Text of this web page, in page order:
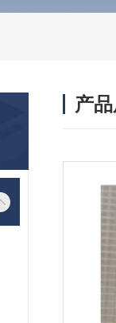
产